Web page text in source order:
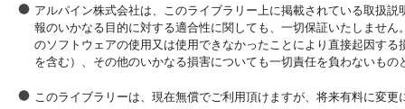
アルパイン株式会社は、このライブラリー上に掲載されている取扱
報のいかなる目的に対する適合性に関しても、一切保証いたしませ
のソフトウェアの使用又は使用できなかったことにより直接起因す
を含む）、その他のいかなる損害についても一切責任を負わないもの
このライブラリーは、現在無償でご利用頂けますが、将来有料に変